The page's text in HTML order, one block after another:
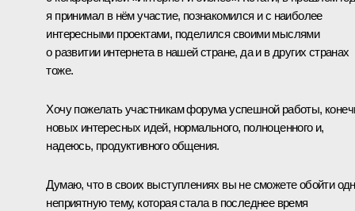
я принимал в нём участие, познакомился и с наиболее
интересными проектами, поделился своими мыслями
о развитии интернета в нашей стране, да и в других странах
тоже.
Хочу пожелать участникам форума успешной работы,
новых интересных идей, нормального, полноценного и,
надеюсь, продуктивного общения.
Думаю, что в своих выступлениях вы не сможете обойти
неприятную тему, которая стала в последнее время